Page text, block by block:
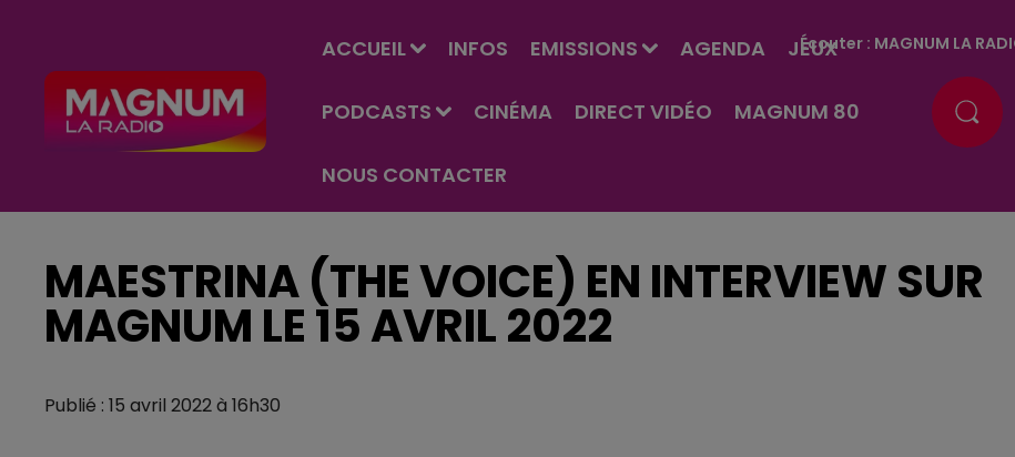
ACCUEIL INFOS EMISSIONS AGENDA JEUX
PODCASTS CINÉMA DIRECT VIDÉO MAGNUM 80
NOUS CONTACTER
Écouter : MAGNUM LA
MAESTRINA (THE VOICE) EN INTERVIEW SUR
MAGNUM LE 15 AVRIL 2022
Publié : 15 avril 2022 à 16h30